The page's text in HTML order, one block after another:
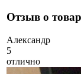
Отзыв о
Александр
5
отлично